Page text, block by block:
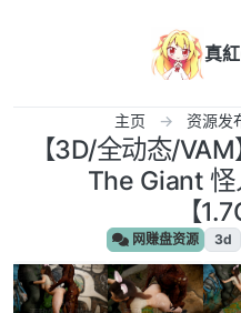
真
主页 资源发
【3D/全动态/
The Giant
【
网赚盘资源 3d